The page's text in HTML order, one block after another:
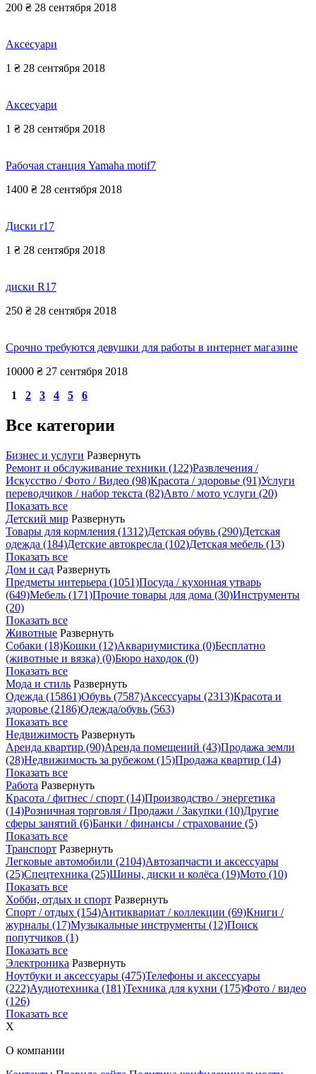
200 ₴ 28 сентября 2018
Аксесуари
1 ₴ 28 сентября 2018
Аксесуари
1 ₴ 28 сентября 2018
Рабочая станция Yamaha motif7
1400 ₴ 28 сентября 2018
Диски r17
1 ₴ 28 сентября 2018
диски R17
250 ₴ 28 сентября 2018
Срочно требуются девушки для работы в интернет магазине
10000 ₴ 27 сентября 2018
1
2 3 4 5 6
Все категории
Бизнес и услуги Развернуть
Ремонт и обслуживание техники (122)Развлечения /
Искусство / Фото / Видео (98)Красота / здоровье (91)Услуги
переводчиков / набор текста (82)Авто / мото услуги (20)
Показать все
Детский мир Развернуть
Товары для кормления (1312)Детская обувь (290)Детская
одежда (184)Детские автокресла (102)Детская мебель (13)
Показать все
Дом и сад Развернуть
Предметы интерьера (1051)Посуда / кухонная утварь
(649)Мебель (171)Прочие товары для дома (30)Инструменты
(20)
Показать все
Животные Развернуть
Собаки (18)Кошки (12)Аквариумистика (0)Бесплатно
(животные и вязка) (0)Бюро находок (0)
Показать все
Мода и стиль Развернуть
Одежда (15861)Обувь (7587)Аксессуары (2313)Красота и
здоровье (2186)Одежда/обувь (563)
Показать все
Недвижимость Развернуть
Аренда квартир (90)Аренда помещений (43)Продажа земли
(28)Недвижимость за рубежом (15)Продажа квартир (14)
Показать все
Работа Развернуть
Красота / фитнес / спорт (14)Производство / энергетика
(14)Розничная торговля / Продажи / Закупки (10)Другие
сферы занятий (6)Банки / финансы / страхование (5)
Показать все
Транспорт Развернуть
Легковые автомобили (2104)Автозапчасти и аксессуары
(25)Спецтехника (25)Шины, диски и колёса (19)Мото (10)
Показать все
Хобби, отдых и спорт Развернуть
Спорт / отдых (154)Антиквариат / коллекции (69)Книги /
журналы (17)Музыкальные инструменты (12)Поиск
попутчиков (1)
Показать все
Электроника Развернуть
Ноутбуки и аксессуары (475)Телефоны и аксессуары
(222)Аудиотехника (181)Техника для кухни (175)Фото / видео
(126)
Показать все
X
О компании